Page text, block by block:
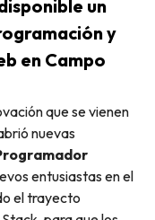
un
y
en Campo
nuevas
entusiastas en el
el trayecto